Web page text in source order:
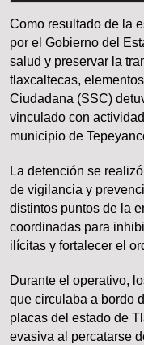
Como resultado de la
por el Gobierno del
salud y preservar la
tlaxcaltecas,
Ciudadana (SSC)
vinculado con
municipio de
La detención se
de vigilancia y
distintos puntos de la
coordinadas para
ilícitas y fortalecer el
Durante el operativo,
que circulaba a bordo
placas del estado de
evasiva al percatarse